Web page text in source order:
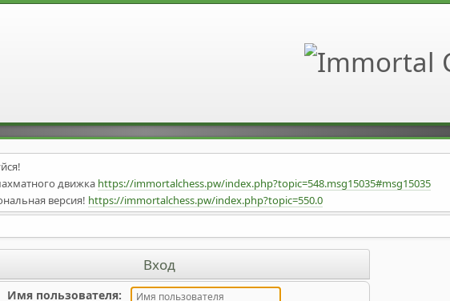
движка https://immortalchess.pw/index.php?topic=548.msg15035#msg15035
версия! https://immortalchess.pw/index.php?topic=550.0
https://immortalchess.pw/index.php?topic=546.0
Вход
Имя пользователя: